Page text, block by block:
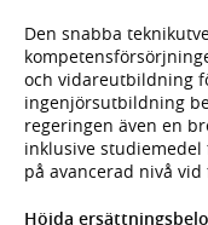
Den snabba
och vidareutbildning
ingenjörsutbildning
regeringen även en
inklusive
på avancerad nivå
Höjda